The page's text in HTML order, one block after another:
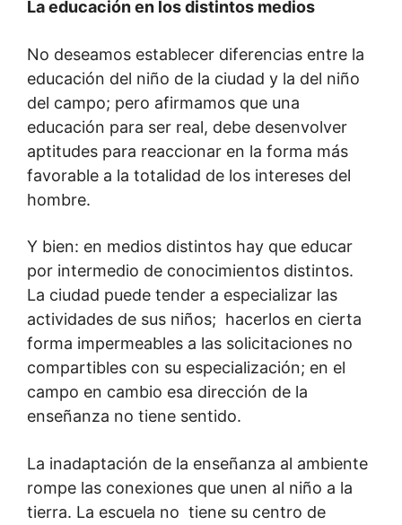
La educación en los distintos medios
No deseamos establecer diferencias entre la
educación del niño de la ciudad y la del niño
del campo; pero afirmamos que una
educación para ser real, debe desenvolver
aptitudes para reaccionar en la forma más
favorable a la totalidad de los intereses del
hombre.
Y bien: en medios distintos hay que educar
por intermedio de conocimientos distintos.
La ciudad puede tender a especializar las
actividades de sus niños; hacerlos en cierta
forma impermeables a las solicitaciones no
compartibles con su especialización; en el
campo en cambio esa dirección de la
enseñanza no tiene sentido.
La inadaptación de la enseñanza al ambiente
rompe las conexiones que unen al niño a la
tierra. La escuela no tiene su centro de